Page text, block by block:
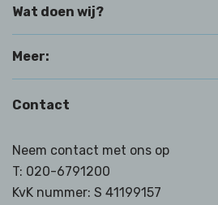
Wat doen wij?
Meer:
Contact
Neem contact met ons op
T: 020-6791200
KvK nummer: S 41199157